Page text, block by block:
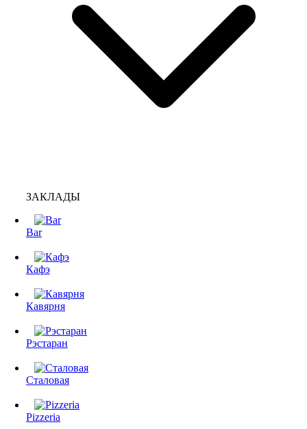
ЗАКЛАДЫ
Bar
Кафэ
Кавярня
Рэстаран
Сталовая
Pizzeria